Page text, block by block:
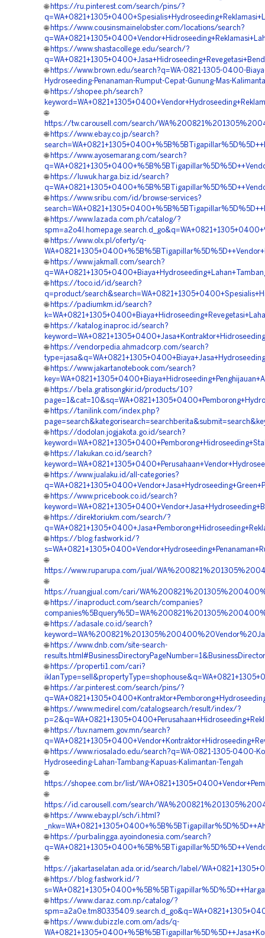
🌐 https://ru.pinterest.com/search/pins/?
🌐 https://www.cousinsmainelobster.com/locations/search?
🌐 https://www.shastacollege.edu/search/?
🌐 https://www.brown.edu/search?q=WA-0821-1305-0400-
Hydroseeding-Penanaman-Rumput-Cepat-Gunung-Mas-
🌐 https://shopee.ph/search?
🌐
https://tw.carousell.com/search/
🌐 https://www.ebay.co.jp/search?
🌐 https://www.ayosemarang.com/search?
🌐 https://luwuk.harga.biz.id/search?
🌐 https://www.sribu.com/id/browse-services?
🌐 https://www.lazada.com.ph/catalog/?
🌐 https://www.olx.pl/oferty/q-
🌐 https://www.jakmall.com/search?
🌐 https://toco.id/id/search?
q=product/
🌐 https://padiumkm.id/search?
🌐 https://katalog.inaproc.id/search?
🌐 https://vendorpedia.ahmadcorp.com/search?
🌐 https://www.jakartanotebook.com/search?
🌐 https://bela.gratisongkir.id/products/10?
🌐 https://tanilink.com/index.php?
🌐 https://dodolan.jogjakota.go.id/search?
🌐 https://lakukan.co.id/search?
🌐 https://www.jualaku.id/all-categories?
🌐 https://www.pricebook.co.id/search?
🌐 https://direktoriukm.com/search/?
🌐 https://blog.fastwork.id/?
🌐
https://www.ruparupa.com/jual/
🌐
https://ruangjual.com/cari/
🌐 https://inaproduct.com/search/companies?
🌐 https://adasale.co.id/search?
🌐 https://www.dnb.com/site-search-
🌐 https://properti1.com/cari?
🌐 https://ar.pinterest.com/search/pins/?
🌐 https://www.medirel.com/catalogsearch/result/index/?
🌐 https://tuv.namem.gov.mn/search?
🌐 https://www.riosalado.edu/search?q=WA-0821-1305-0400-
Hydroseeding-Lahan-Tambang-Kapuas-Kalimantan-Tengah
🌐
https://shopee.com.br/list/
🌐
https://id.carousell.com/search/
🌐 https://www.ebay.pl/sch/i.html?
🌐 https://purbalingga.ayoindonesia.com/search?
🌐
https://jakartaselatan.ada.or.id/search/label/
🌐 https://blog.fastwork.id/?
🌐 https://www.daraz.com.np/catalog/?
🌐 https://www.dubizzle.com.om/ads/q-